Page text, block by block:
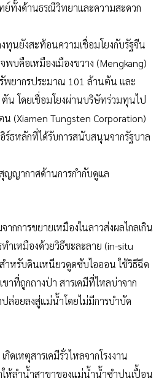
ย์ทั้งด้านธรณีวิทยาและความสะดวก
ทุนยังสะท้อนความเชื่อมโยงกับรัฐจีน
บคือเหมืองเมืองขวาง (Mengkang)
พยากรประมาณ 101 ล้านตัน และ
น โดยเชื่อมโยงผ่านบริษัทร่วมทุนไป
น (Xiamen Tungsten Corporation)
ร์ธหลักที่ได้รับการสนับสนุนจากรัฐบาล
ญากาศด้านการกำกับดูแล
กการขยายเหมืองในลาวส่งผลไกลเกิน
ำเหมืองด้วยวิธีชะละลาย (in-situ
ำหรับดินเหนียวดูดซับไอออน ใช้วิธีฉีด
ขาที่ถูกถางป่า สารเคมีที่ไหลบ่าจาก
ล่อยลงสู่แม่น้ำโดยไม่มีการบำบัด
ดเหตุสารเคมีรั่วไหลจากโรงงาน
ห้ลำน้ำสาขาของแม่น้ำน้ำซำปนเปื้อน